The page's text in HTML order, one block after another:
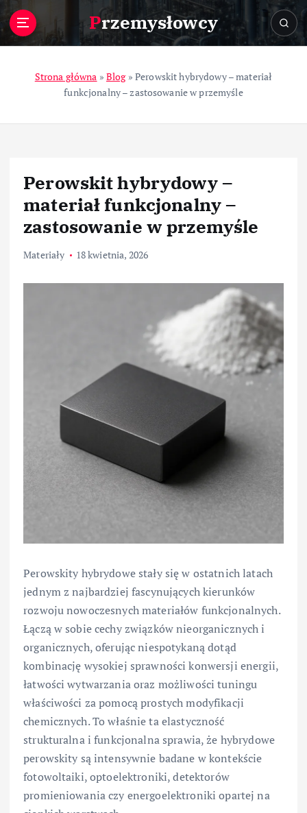
Przemysłowcy
Strona główna »Blog»Perowskit hybrydowy – materiał
funkcjonalny – zastosowanie w przemyśle
Perowskit hybrydowy –
materiał funkcjonalny –
zastosowanie w przemyśle
Materiały 18 kwietnia, 2026
Perowskity hybrydowe stały się w ostatnich latach
jednym z najbardziej fascynujących kierunków
rozwoju nowoczesnych materiałów funkcjonalnych.
Łączą w sobie cechy związków nieorganicznych i
organicznych, oferując niespotykaną dotąd
kombinację wysokiej sprawności konwersji energii,
łatwości wytwarzania oraz możliwości tuningu
właściwości za pomocą prostych modyfikacji
chemicznych. To właśnie ta elastyczność
strukturalna i funkcjonalna sprawia, że hybrydowe
perowskity są intensywnie badane w kontekście
fotowoltaiki, optoelektroniki, detektorów
promieniowania czy energoelektroniki opartej na